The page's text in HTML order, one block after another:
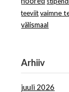
teeviit vaimne
välismaal
Arhiiv
juuli 2026